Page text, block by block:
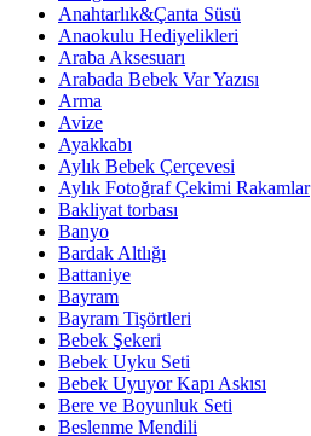
Anahtarlık&Çanta Süsü
Anaokulu Hediyelikleri
Araba Aksesuarı
Arabada Bebek Var Yazısı
Arma
Avize
Ayakkabı
Aylık Bebek Çerçevesi
Aylık Fotoğraf Çekimi Rakamlar
Bakliyat torbası
Banyo
Bardak Altlığı
Battaniye
Bayram
Bayram Tişörtleri
Bebek Şekeri
Bebek Uyku Seti
Bebek Uyuyor Kapı Askısı
Bere ve Boyunluk Seti
Beslenme Mendili